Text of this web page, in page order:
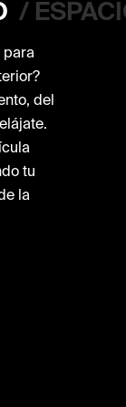
/
para
del
tu
la